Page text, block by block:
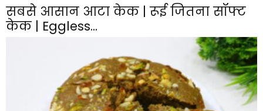
सबसे आसान आटा केक | रूई जितना सॉफ्ट
केक | Eggless...